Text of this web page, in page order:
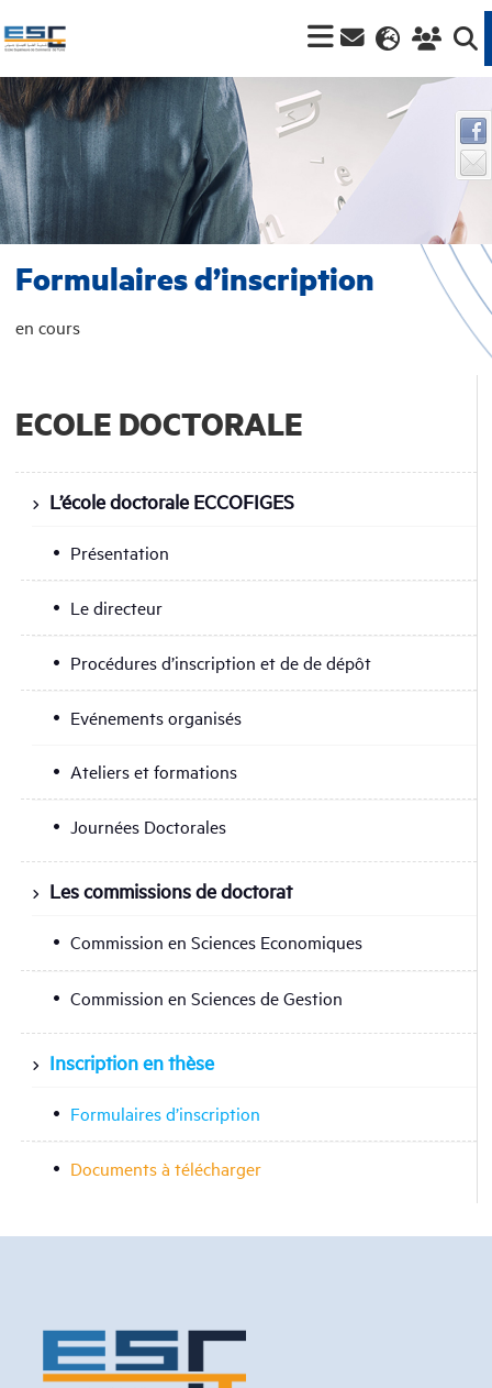
ECOLE DOCTORALE
L’école doctorale ECCOFIGES
Présentation
Le directeur
Procédures d’inscription et de de dépôt
Evénements organisés
Ateliers et formations
Journées Doctorales
Les commissions de doctorat
Commission en Sciences Economiques
Commission en Sciences de Gestion
Inscription en thèse
Formulaires d’inscription
Documents à télécharger
Formulaires d’inscription
en cours